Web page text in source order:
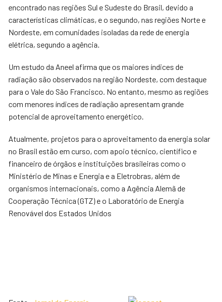
encontrado nas regiões Sul e Sudeste do Brasil, devido a
características climáticas, e o segundo, nas regiões Norte e
Nordeste, em comunidades isoladas da rede de energia
elétrica, segundo a agência.
Um estudo da Aneel afirma que os maiores índices de
radiação são observados na região Nordeste, com destaque
para o Vale do São Francisco. No entanto, mesmo as regiões
com menores índices de radiação apresentam grande
potencial de aproveitamento energético.
Atualmente, projetos para o aproveitamento da energia solar
no Brasil estão em curso, com apoio técnico, científico e
financeiro de órgãos e instituições brasileiras como o
Ministério de Minas e Energia e a Eletrobras, além de
organismos internacionais, como a Agência Alemã de
Cooperação Técnica (GTZ) e o Laboratório de Energia
Renovável dos Estados Unidos